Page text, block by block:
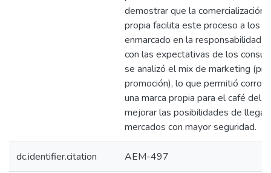
demostrar que la comercialización
propia facilita este proceso a los
enmarcado en la responsabilidad
con las expectativas de los
se analizó el mix de marketing
promoción), lo que permitió
una marca propia para el café del
mejorar las posibilidades de
mercados con mayor seguridad.
dc.identifier.citation AEM-497